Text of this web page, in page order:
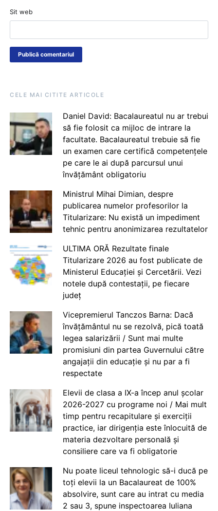
Sit web
CELE MAI CITITE ARTICOLE
Daniel David: Bacalaureatul nu ar trebui
să fie folosit ca mijloc de intrare la
facultate. Bacalaureatul trebuie să fie
un examen care certifică competențele
pe care le ai după parcursul unui
învățământ obligatoriu
Ministrul Mihai Dimian, despre
publicarea numelor profesorilor la
Titularizare: Nu există un impediment
tehnic pentru anonimizarea rezultatelor
ULTIMA ORĂ Rezultate finale
Titularizare 2026 au fost publicate de
Ministerul Educației și Cercetării. Vezi
notele după contestații, pe fiecare
județ
Vicepremierul Tanczos Barna: Dacă
învățământul nu se rezolvă, pică toată
legea salarizării / Sunt mai multe
promisiuni din partea Guvernului către
angajații din educație și nu par a fi
respectate
Elevii de clasa a IX-a încep anul școlar
2026-2027 cu programe noi / Mai mult
timp pentru recapitulare și exerciții
practice, iar dirigenția este înlocuită de
materia dezvoltare personală și
consiliere care va fi obligatorie
Nu poate liceul tehnologic să-i ducă pe
toți elevii la un Bacalaureat de 100%
absolvire, sunt care au intrat cu media
2 sau 3, spune inspectoarea Iuliana